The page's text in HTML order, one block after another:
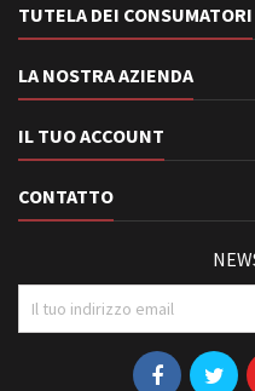
TUTELA DEI CONSUMATORI
LA NOSTRA AZIENDA
IL TUO ACCOUNT
CONTATTO